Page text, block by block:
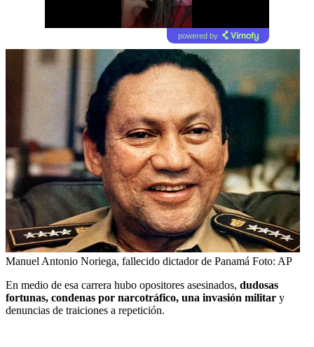
powered by
Manuel Antonio Noriega, fallecido dictador de Panamá Foto: AP
En medio de esa carrera hubo opositores asesinados, dudosas
fortunas, condenas por narcotráfico, una invasión militar y
denuncias de traiciones a repetición.